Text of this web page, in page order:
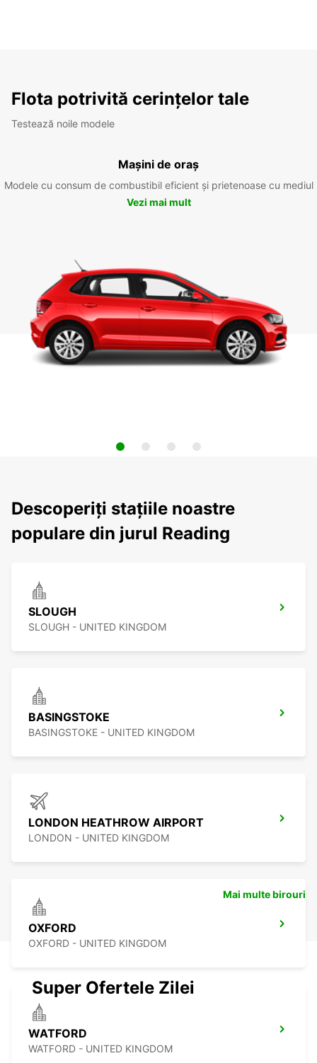
Flota potrivită cerințelor tale
Testează noile modele
Mașini de oraș
Modele cu consum de combustibil eficient și prietenoase cu mediul
Vezi mai mult
Descoperiți stațiile noastre
populare din jurul Reading
SLOUGH
SLOUGH - UNITED KINGDOM
BASINGSTOKE
BASINGSTOKE - UNITED KINGDOM
LONDON HEATHROW AIRPORT
LONDON - UNITED KINGDOM
OXFORD
OXFORD - UNITED KINGDOM
WATFORD
WATFORD - UNITED KINGDOM
Mai multe birouri
Super Ofertele Zilei